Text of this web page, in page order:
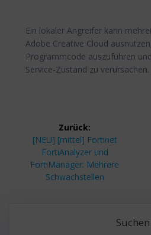
Ein lokaler Angreifer kann
Adobe Creative Cloud
Programmcode auszuführen
Service-Zustand zu verursachen.
Zurück:
Vorheriger
Beitrag:
[NEU] [mittel] Fortinet
FortiAnalyzer und
FortiManager: Mehrere
Schwachstellen
Suchen